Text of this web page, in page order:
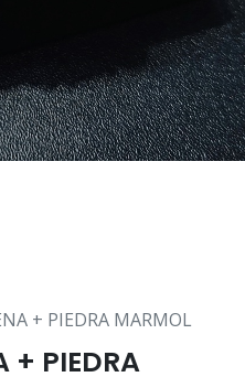
+ PIEDRA MARMOL
+ PIEDRA